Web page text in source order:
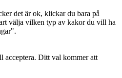
det är ok, klickar du bara på
välja vilken typ av kakor du vill ha
Ditt val kommer att